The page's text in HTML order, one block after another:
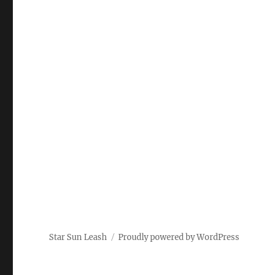
Star Sun Leash Proudly powered by WordPress